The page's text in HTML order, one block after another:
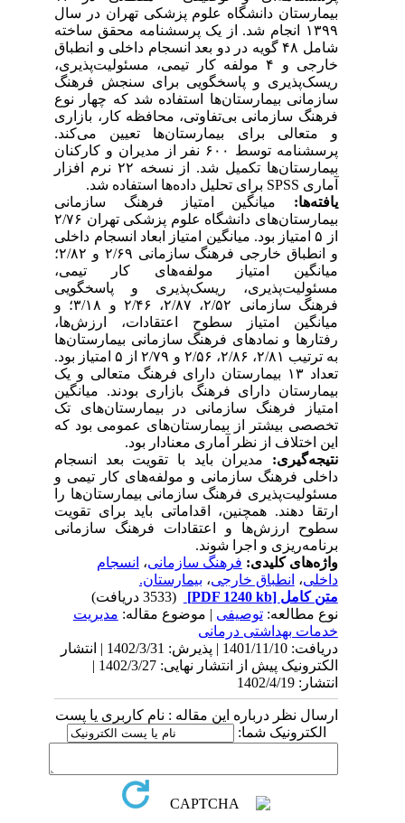
بیمارستان‌ دانشگاه علوم پزشکی تهران در سال
۱۳۹۹ انجام شد. از یک پرسشنامه محقق ساخته
شامل ۴۸ گویه در دو بعد انسجام داخلی و انطباق
خارجی و ۴ مولفه کار تیمی، مسئولیت‌پذیری،
ریسک‌پذیری و پاسخگویی برای سنجش فرهنگ
سازمانی بیمارستان‌ها استفاده شد که چهار نوع
فرهنگ سازمانی بی‌تفاوتی، محافظه کار، بازاری
و متعالی برای بیمارستان‌ها تعیین می‌کند.
پرسشنامه توسط ۶۰۰ نفر از مدیران و کارکنان
بیمارستان‌ها تکمیل شد. از نسخه ۲۲ نرم افزار
آماری SPSS برای تحلیل داده‌ها استفاده شد.
یافته‌ها:میانگین امتیاز فرهنگ سازمانی
بیمارستان‌های دانشگاه علوم پزشکی تهران ۲/۷۶
از ۵ امتیاز بود. میانگین امتیاز ابعاد انسجام داخلی
و انطباق خارجی فرهنگ سازمانی ۲/۶۹ و ۲/۸۲؛
میانگین امتیاز مولفه‌های کار تیمی،
مسئولیت‌پذیری، ریسک‌پذیری و پاسخگویی
فرهنگ سازمانی ۲/۵۲، ۲/۸۷، ۲/۴۶ و ۳/۱۸؛ و
میانگین امتیاز سطوح اعتقادات، ارزش‌ها،
رفتارها و نمادهای فرهنگ سازمانی بیمارستان‌ها
به ترتیب ۲/۸۱، ۲/۸۶، ۲/۵۶ و ۲/۷۹ از ۵ امتیاز بود.
تعداد ۱۳ بیمارستان دارای فرهنگ متعالی و یک
بیمارستان دارای فرهنگ بازاری بودند. میانگین
امتیاز فرهنگ سازمانی در بیمارستان‌های تک
تخصصی بیشتر از بیمارستان‌های عمومی بود که
این اختلاف از نظر آماری معنادار بود.
نتیجه‌گیری:مدیران باید با تقویت بعد انسجام
داخلی فرهنگ سازمانی و مولفه‌های کار تیمی و
مسئولیت‌پذیری فرهنگ سازمانی بیمارستان‌ها را
ارتقا دهند. همچنین، اقداماتی باید برای تقویت
سطوح ارزش‌ها و اعتقادات فرهنگ سازمانی
برنامه‌ریزی و اجرا شوند.
واژه‌های کلیدی:فرهنگ سازمانی،انسجام
داخلی،انطباق خارجی،بیمارستان.
متن کامل[PDF 1240 kb]
نوع مطالعه:توصیفی| موضوع مقاله:مدیریت
خدمات بهداشتی درمانی
دریافت: 1401/11/10 | پذیرش: 1402/3/31 | انتشار
الکترونیک پیش از انتشار نهایی: 1402/3/27 |
انتشار: 1402/4/19
ارسال نظر درباره این مقاله : نام کاربری یا پست
الکترونیک شما: